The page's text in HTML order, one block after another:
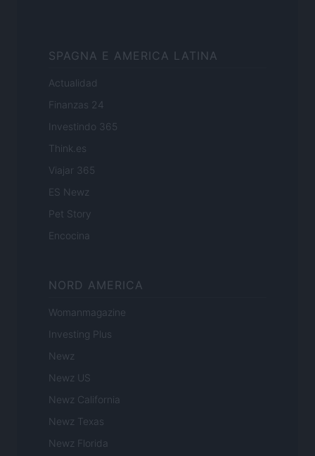
SPAGNA E AMERICA LATINA
Actualidad
Finanzas 24
Investindo 365
Think.es
Viajar 365
ES Newz
Pet Story
Encocina
NORD AMERICA
Womanmagazine
Investing Plus
Newz
Newz US
Newz California
Newz Texas
Newz Florida